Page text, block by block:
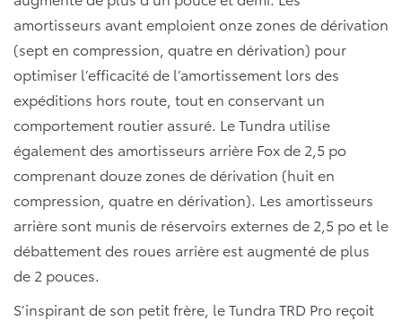
amortisseurs avant emploient onze zones de dérivation
(sept en compression, quatre en dérivation) pour
optimiser l’efficacité de l’amortissement lors des
expéditions hors route, tout en conservant un
comportement routier assuré. Le Tundra utilise
également des amortisseurs arrière Fox de 2,5 po
comprenant douze zones de dérivation (huit en
compression, quatre en dérivation). Les amortisseurs
arrière sont munis de réservoirs externes de 2,5 po et le
débattement des roues arrière est augmenté de plus
de 2 pouces.
S’inspirant de son petit frère, le Tundra TRD Pro reçoit